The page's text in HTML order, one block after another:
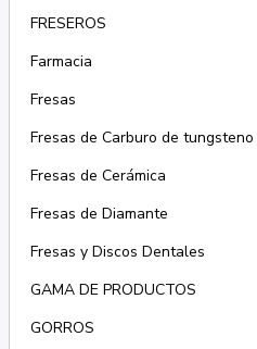
FRESEROS
Farmacia
Fresas
Fresas de Carburo de tungsteno
Fresas de Cerámica
Fresas de Diamante
Fresas y Discos Dentales
GAMA DE PRODUCTOS
GORROS